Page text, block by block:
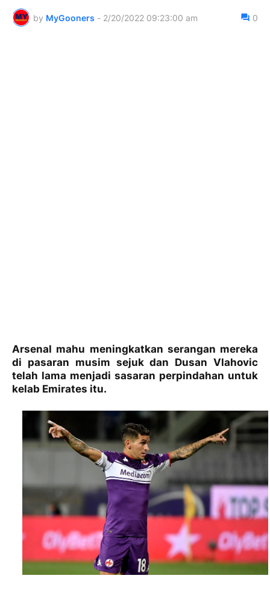
by MyGooners - 2/20/2022 09:23:00 am 0
Arsenal mahu meningkatkan serangan mereka
di pasaran musim sejuk dan Dusan Vlahovic
telah lama menjadi sasaran perpindahan untuk
kelab Emirates itu.